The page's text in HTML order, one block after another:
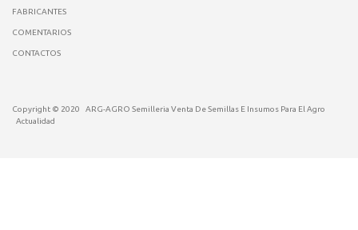
FABRICANTES
COMENTARIOS
CONTACTOS
Copyright © 2020
ARG-AGRO Semilleria Venta De Semillas E Insumos Para El Agro
Actualidad